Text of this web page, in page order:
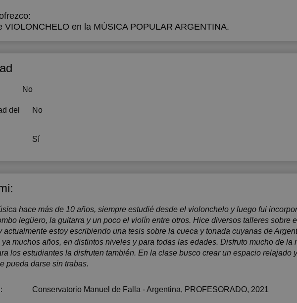
VIOLONCHELO en la MÚSICA POPULAR ARGENTINA.
No
del
No
Sí
hace más de 10 años, siempre estudié desde el violonchelo y luego fui
legüero, la guitarra y un poco el violín entre otros. Hice diversos talleres sobre
actualmente estoy escribiendo una tesis sobre la cueca y tonada cuyanas de
muchos años, en distintos niveles y para todas las edades. Disfruto mucho de la
los estudiantes la disfruten también. En la clase busco crear un espacio relajado
pueda darse sin trabas.
Conservatorio Manuel de Falla - Argentina, PROFESORADO, 2021